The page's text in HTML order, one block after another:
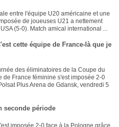
entre l'équipe U20 américaine et une
de joueuses U21 a nettement
(5-0). Match amical international ...
cette équipe de France-là que je
des éliminatoires de la Coupe du
de France féminine s'est imposée 2-0
Plus Arena de Gdansk, vendredi 5
seconde période